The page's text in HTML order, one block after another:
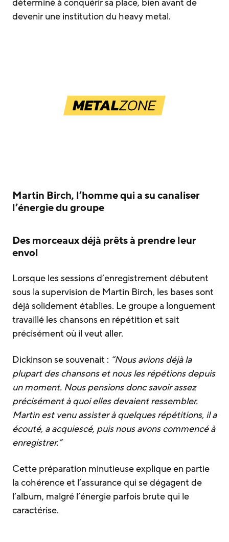
devenir une institution du heavy metal.
Martin Birch, l’homme qui a su canaliser
l’énergie du groupe
Des morceaux déjà prêts à prendre leur
envol
Lorsque les sessions d’enregistrement débutent
sous la supervision de Martin Birch, les bases sont
déjà solidement établies. Le groupe a longuement
travaillé les chansons en répétition et sait
précisément où il veut aller.
Dickinson se souvenait : “Nous avions déjà la
plupart des chansons et nous les répétions depuis
un moment. Nous pensions donc savoir assez
précisément à quoi elles devaient ressembler.
Martin est venu assister à quelques répétitions, il a
écouté, a acquiescé, puis nous avons commencé à
enregistrer.”
Cette préparation minutieuse explique en partie
la cohérence et l’assurance qui se dégagent de
l’album, malgré l’énergie parfois brute qui le
caractérise.